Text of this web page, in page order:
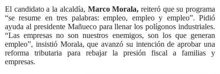
El candidato a la alcaldía, Marco Morala, reiteró que su programa
“se resume en tres palabras: empleo, empleo y empleo”. Pidió
ayuda al presidente Mañueco para llenar los polígonos industriales.
“Las empresas no son nuestros enemigos, son los que generan
empleo”, insistió Morala, que avanzó su intención de aprobar una
reforma tributaria para rebajar la presión fiscal a familias y
empresas.